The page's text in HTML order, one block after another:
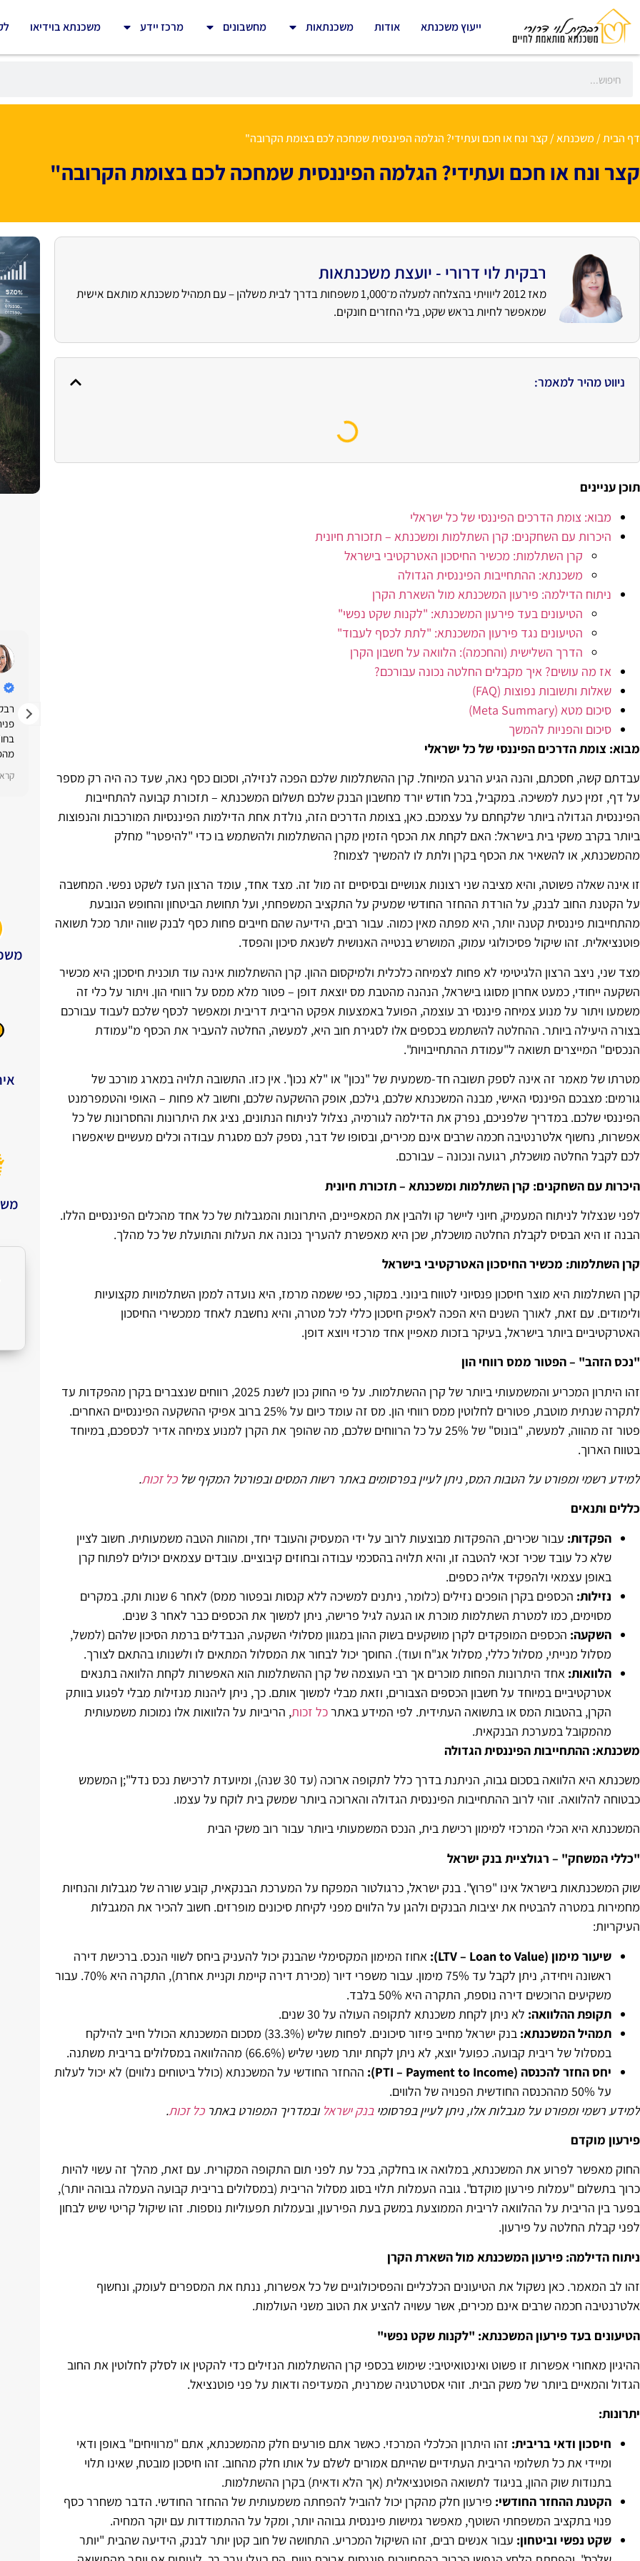
ייעוץ משכנתא אודות משכנתאות מחשבונים מרכז יידע משכנתא בוידיאו
דף הבית/ משכנתא/קצר ונח או חכם ועתידי? הגלמה הפיננסית שמחכה לכם בצומת הקרובה"
קצר ונח או חכם ועתידי? הגלמה הפיננסית שמחכה לכם בצומת הקרובה"
רבקית לוי דרורי - יועצת משכנתאות
מאז 2012 ליוויתי בהצלחה למעלה מ־1,000 משפחות בדרך לבית משלהן – עם תמהיל משכנתא מותאם אישית
שמאפשר לחיות בראש שקט, בלי החזרים חונקים.
ניווט מהיר למאמר:
תוכן עניינים
מבוא: צומת הדרכים הפיננסי של כל ישראלי
היכרות עם השחקנים: קרן השתלמות ומשכנתא – תזכורת חיונית
קרן השתלמות: מכשיר החיסכון האטרקטיבי בישראל
משכנתא: ההתחייבות הפיננסית הגדולה
ניתוח הדילמה: פירעון המשכנתא מול השארת הקרן
הטיעונים בעד פירעון המשכנתא: "לקנות שקט נפשי"
הטיעונים נגד פירעון המשכנתא: "לתת לכסף לעבוד"
הדרך השלישית (והחכמה): הלוואה על חשבון הקרן
אז מה עושים? איך מקבלים החלטה נכונה עבורכם?
שאלות ותשובות נפוצות (FAQ)
סיכום מטא (Meta Summary)
סיכום והפניות להמשך
מבוא: צומת הדרכים הפיננסי של כל ישראלי
עבדתם קשה, חסכתם, והנה הגיע הרגע המיוחל. קרן ההשתלמות שלכם הפכה לנזילה, וסכום כסף נאה, שעד כה היה רק מספר
על דף, זמין כעת למשיכה. במקביל, בכל חודש יורד מחשבון הבנק שלכם תשלום המשכנתא – תזכורת קבועה להתחייבות
הפיננסית הגדולה ביותר שלקחתם על עצמכם. כאן, בצומת הדרכים הזה, נולדת אחת הדילמות הפיננסיות המורכבות והנפוצות
ביותר בקרב משקי בית בישראל: האם לקחת את הכסף הזמין מקרן ההשתלמות ולהשתמש בו כדי "להיפטר" מחלק
מהמשכנתא, או להשאיר את הכסף בקרן ולתת לו להמשיך לצמוח?
זו אינה שאלה פשוטה, והיא מציבה שני רצונות אנושיים ובסיסיים זה מול זה. מצד אחד, עומד הרצון העז לשקט נפשי. המחשבה
על הקטנת החוב לבנק, על הורדת ההחזר החודשי שמעיק על התקציב המשפחתי, ועל תחושת הביטחון והחופש הנובעת
מהתחייבות פיננסית קטנה יותר, היא מפתה מאין כמוה. עבור רבים, הידיעה שהם חייבים פחות כסף לבנק שווה יותר מכל תשואה
פוטנציאלית. זהו שיקול פסיכולוגי עמוק, המושרש בנטייה האנושית לשנאת סיכון והפסד.
מצד שני, ניצב הרצון הלגיטימי לא פחות לצמיחה כלכלית ולמיקסום ההון. קרן ההשתלמות אינה עוד תוכנית חיסכון; היא מכשיר
השקעה ייחודי, כמעט אחרון מסוגו בישראל, הנהנה מהטבת מס יוצאת דופן – פטור מלא ממס על רווחי הון. ויתור על כלי זה
משמעו ויתור על מנוע צמיחה פיננסי רב עוצמה, הפועל באמצעות אפקט הריבית דריבית ומאפשר לכסף שלכם לעבוד עבורכם
בצורה היעילה ביותר. ההחלטה להשתמש בכספים אלו לסגירת חוב היא, למעשה, החלטה להעביר את הכסף מ"עמודת
הנכסים" המייצרים תשואה ל"עמודת ההתחייבויות".
מטרתו של מאמר זה אינה לספק תשובה חד-משמעית של "נכון" או "לא נכון". אין כזו. התשובה תלויה במארג מורכב של
גורמים: מצבכם הפיננסי האישי, מבנה המשכנתא שלכם, גילכם, אופק ההשקעה שלכם, וחשוב לא פחות – האופי והטמפרמנט
הפיננסי שלכם. במדריך שלפניכם, נפרק את הדילמה לגורמיה, נצלול לניתוח הנתונים, נציג את היתרונות והחסרונות של כל
אפשרות, נחשוף אלטרנטיבה חכמה שרבים אינם מכירים, ובסופו של דבר, נספק לכם מסגרת עבודה וכלים מעשיים שיאפשרו
לכם לקבל החלטה מושכלת, רגועה ונכונה – עבורכם.
היכרות עם השחקנים: קרן השתלמות ומשכנתא – תזכורת חיונית
לפני שנצלול לניתוח המעמיק, חיוני ליישר קו ולהבין את המאפיינים, היתרונות והמגבלות של כל אחד מהכלים הפיננסיים הללו.
הבנה זו היא הבסיס לקבלת החלטה מושכלת, שכן היא מאפשרת להעריך נכונה את העלות והתועלת של כל מהלך.
קרן השתלמות: מכשיר החיסכון האטרקטיבי בישראל
קרן השתלמות היא מוצר חיסכון פנסיוני לטווח בינוני. במקור, כפי ששמה מרמז, היא נועדה לממן השתלמויות מקצועיות
ולימודים. עם זאת, לאורך השנים היא הפכה לאפיק חיסכון כללי לכל מטרה, והיא נחשבת לאחד ממכשירי החיסכון
האטרקטיביים ביותר בישראל, בעיקר בזכות מאפיין אחד מרכזי ויוצא דופן.
"נכס הזהב" – הפטור ממס רווחי הון
זהו היתרון המכריע והמשמעותי ביותר של קרן ההשתלמות. על פי החוק נכון לשנת 2025, רווחים שנצברים בקרן מהפקדות עד
לתקרה שנתית מוטבת, פטורים לחלוטין ממס רווחי הון. מס זה עומד כיום על 25% ברוב אפיקי ההשקעה הפיננסיים האחרים.
פטור זה מהווה, למעשה, "בונוס" של 25% על כל הרווחים שלכם, מה שהופך את הקרן למנוע צמיחה אדיר לכספכם, במיוחד
בטווח הארוך.
למידע רשמי ומפורט על הטבות המס, ניתן לעיין בפרסומים באתר רשות המסים ובפורטל המקיף שלכל זכות.
כללים ותנאים
הפקדות: עבור שכירים, ההפקדות מבוצעות לרוב על ידי המעסיק והעובד יחד, ומהוות הטבה משמעותית. חשוב לציין
שלא כל עובד שכיר זכאי להטבה זו, והיא תלויה בהסכמי עבודה ובחוזים קיבוציים. עובדים עצמאים יכולים לפתוח קרן
באופן עצמאי ולהפקיד אליה כספים.
נזילות:
הכספים בקרן הופכים נזילים (כלומר, ניתנים למשיכה ללא קנסות ובפטור ממס) לאחר 6 שנות ותק. במקרים
מסוימים, כמו למטרת השתלמות מוכרת או הגעה לגיל פרישה, ניתן למשוך את הכספים כבר לאחר 3 שנים.
השקעה: הכספים המופקדים לקרן מושקעים בשוק ההון במגוון מסלולי השקעה, הנבדלים ברמת הסיכון שלהם (למשל,
מסלול מנייתי, מסלול כללי, מסלול אג"ח ועוד). החוסך יכול לבחור את המסלול המתאים לו ולשנותו בהתאם לצורך.
הלוואות: אחד היתרונות הפחות מוכרים אך רבי העוצמה של קרן ההשתלמות הוא האפשרות לקחת הלוואה בתנאים
אטרקטיביים במיוחד על חשבון הכספים הצבורים, וזאת מבלי למשוך אותם. כך, ניתן ליהנות מנזילות מבלי לפגוע בוותק
הקרן, בהטבות המס או בתשואה העתידית. לפי המידע באתרכל זכות, הריביות על הלוואות אלו נמוכות משמעותית
מהמקובל במערכת הבנקאית.
משכנתא: ההתחייבות הפיננסית הגדולה
משכנתא היא הלוואה בסכום גבוה, הניתנת בדרך כלל לתקופה ארוכה (עד 30 שנה), ומיועדת לרכישת נכס נדל";ן המשמש
כבטוחה להלוואה. זוהי לרוב ההתחייבות הפיננסית הגדולה והארוכה ביותר שמשק בית לוקח על עצמו.
המשכנתא היא הכלי המרכזי למימון רכישת בית, הנכס המשמעותי ביותר עבור רוב משקי הבית
"כללי המשחק" – רגולציית בנק ישראל
שוק המשכנתאות בישראל אינו "פרוץ". בנק ישראל, כרגולטור המפקח על המערכת הבנקאית, קובע שורה של מגבלות והנחיות
מחמירות במטרה להבטיח את יציבות הבנקים ולהגן על הלווים מפני לקיחת סיכונים מופרזים. חשוב להכיר את המגבלות
העיקריות:
שיעור מימון (LTV – Loan to Value):
אחוז המימון המקסימלי שהבנק יכול להעניק ביחס לשווי הנכס. ברכישת דירה
ראשונה ויחידה, ניתן לקבל עד 75% מימון. עבור משפרי דיור (מכירת דירה קיימת וקניית אחרת), התקרה היא 70%. עבור
משקיעים הרוכשים דירה נוספת, התקרה היא 50% בלבד.
תקופת ההלוואה: לא ניתן לקחת משכנתא לתקופה העולה על 30 שנים.
תמהיל המשכנתא:
בנק ישראל מחייב פיזור סיכונים. לפחות שליש (33.3%) מסכום המשכנתא הכולל חייב להילקח
במסלול של ריבית קבועה. כפועל יוצא, לא ניתן לקחת יותר משני שליש (66.6%) מההלוואה במסלולים בריבית משתנה.
יחס החזר להכנסה (PTI – Payment to Income):
ההחזר החודשי על המשכנתא (כולל ביטוחים נלווים) לא יכול לעלות
על 50% מההכנסה החודשית הפנויה של הלווים.
למידע רשמי ומפורט על מגבלות אלו, ניתן לעיין בפרסומיבנק ישראל ובמדריך המפורט באתרכל זכות.
פירעון מוקדם
החוק מאפשר לפרוע את המשכנתא, במלואה או בחלקה, בכל עת לפני תום התקופה המקורית. עם זאת, מהלך זה עשוי להיות
כרוך בתשלום "עמלות פירעון מוקדם". גובה העמלות תלוי בסוג מסלול הריבית (במסלולים בריבית קבועה העמלה גבוהה יותר),
בפער בין הריבית על ההלוואה לריבית הממוצעת במשק בעת הפירעון, ובעמלות תפעוליות נוספות. זהו שיקול קריטי שיש לבחון
לפני קבלת החלטה על פירעון.
ניתוח הדילמה: פירעון המשכנתא מול השארת הקרן
זהו לב המאמר. כאן נשקול את הטיעונים הכלכליים והפסיכולוגיים של כל אפשרות, ננתח את המספרים לעומק, ונחשוף
אלטרנטיבה חכמה שרבים אינם מכירים, אשר עשויה להציע את הטוב משני העולמות.
הטיעונים בעד פירעון המשכנתא: "לקנות שקט נפשי"
ההיגיון מאחורי אפשרות זו פשוט ואינטואיטיבי: שימוש בכספי קרן ההשתלמות הנזילים כדי להקטין או לסלק לחלוטין את החוב
הגדול והמאיים ביותר של משק הבית. זוהי אסטרטגיה שמרנית, המעדיפה ודאות על פני פוטנציאל.
יתרונות:
חיסכון ודאי בריבית: זהו היתרון הכלכלי המרכזי. כאשר אתם פורעים חלק מהמשכנתא, אתם "מרוויחים" באופן ודאי
ומיידי את כל תשלומי הריבית העתידיים שהייתם אמורים לשלם על אותו חלק מהחוב. זהו חיסכון מובטח, שאינו תלוי
בתנודות שוק ההון, בניגוד לתשואה הפוטנציאלית (אך הלא ודאית) בקרן ההשתלמות.
הקטנת ההחזר החודשי: פירעון חלק מהקרן יכול להוביל להפחתה משמעותית של ההחזר החודשי. הדבר משחרר כסף
פנוי בתקציב המשפחתי השוטף, מאפשר גמישות פיננסית גבוהה יותר, ומקל על ההתמודדות עם יוקר המחיה.
שקט נפשי וביטחון: עבור אנשים רבים, זהו השיקול המכריע. התחושה של חוב קטן יותר לבנק, הידיעה שהבית "יותר
קרא עוד
מיטל עמית
1 לפני שנה
רבקית ליוותה אותנו בתהליך המשכנתא במקצועיות,
ברורים ותחושת ביטחון בכל שלב.
תשובה מאת הבעלים
תודה רבה. ריגשתם. היה תענוג ללוות אתכם. שתזכו
ליהנות מדירתכם שנים רבות.
קרא עוד